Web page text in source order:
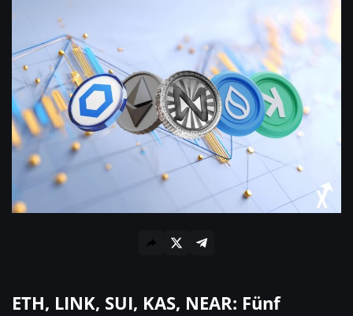
ETH, LINK, SUI, KAS, NEAR: Fünf